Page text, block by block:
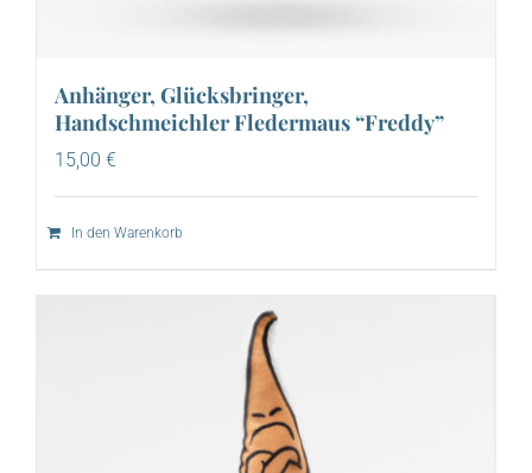
Anhänger, Glücksbringer,
Handschmeichler Fledermaus “Freddy”
15,00 €
In den Warenkorb